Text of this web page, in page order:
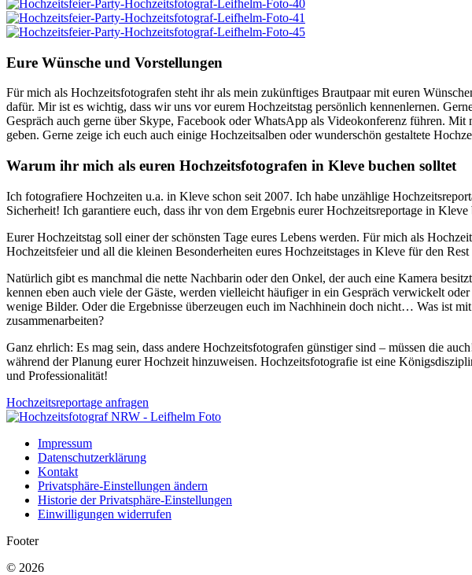
Eure Wünsche und Vorstellungen
Für mich als Hochzeitsfotografen steht ihr als mein zukünftiges Brautpaar mit euren
dafür. Mir ist es wichtig, dass wir uns vor eurem Hochzeitstag persönlich kennenlernen.
Gespräch auch gerne über Skype, Facebook oder WhatsApp als Videokonferenz führen.
geben. Gerne zeige ich euch auch einige Hochzeitsalben oder wunderschön gestaltete
Warum ihr mich als euren Hochzeitsfotografen in Kleve buchen solltet
Ich fotografiere Hochzeiten u.a. in Kleve schon seit 2007. Ich habe unzählige
Sicherheit! Ich garantiere euch, dass ihr von dem Ergebnis eurer Hochzeitsreportage in Kleve
Eurer Hochzeitstag soll einer der schönsten Tage eures Lebens werden. Für mich als
Hochzeitsfeier und all die kleinen Besonderheiten eures Hochzeitstages in Kleve für den
Natürlich gibt es manchmal die nette Nachbarin oder den Onkel, der auch eine Kamera
kennen eben auch viele der Gäste, werden vielleicht häufiger in ein Gespräch verwickelt
wenige Bilder. Oder die Ergebnisse überzeugen euch im Nachhinein doch nicht… Was ist
zusammenarbeiten?
Ganz ehrlich: Es mag sein, dass andere Hochzeitsfotografen günstiger sind – müssen die
während der Planung eurer Hochzeit hinzuweisen. Hochzeitsfotografie ist eine
und Professionalität!
Hochzeitsreportage anfragen
Impressum
Datenschutzerklärung
Kontakt
Privatsphäre-Einstellungen ändern
Historie der Privatsphäre-Einstellungen
Einwilligungen widerrufen
Footer
© 2026